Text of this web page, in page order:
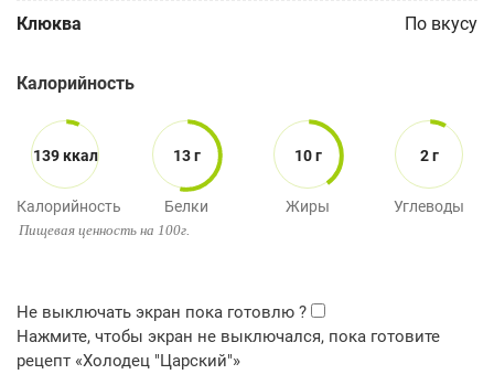
Клюква По вкусу
Калорийность
139 ккал
Калорийность
13 г
Белки
10 г
Жиры
2 г
Углеводы
Пищевая ценность на 100г.